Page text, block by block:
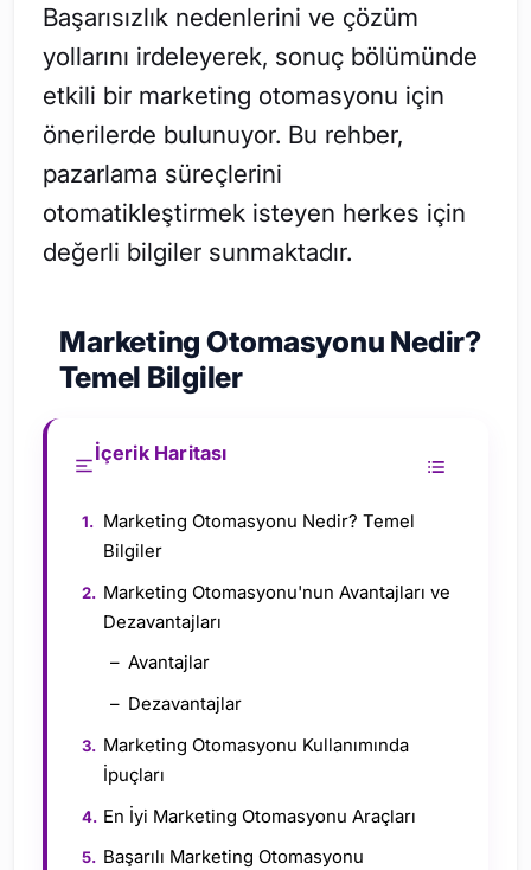
Başarısızlık nedenlerini ve çözüm
yollarını irdeleyerek, sonuç bölümünde
etkili bir marketing otomasyonu için
önerilerde bulunuyor. Bu rehber,
pazarlama süreçlerini
otomatikleştirmek isteyen herkes için
değerli bilgiler sunmaktadır.
Marketing Otomasyonu Nedir?
Temel Bilgiler
İçerik Haritası
Marketing Otomasyonu Nedir? Temel
Bilgiler
Marketing Otomasyonu'nun Avantajları ve
Dezavantajları
Avantajlar
Dezavantajlar
Marketing Otomasyonu Kullanımında
İpuçları
En İyi Marketing Otomasyonu Araçları
Başarılı Marketing Otomasyonu